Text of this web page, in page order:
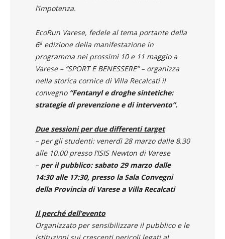
l’impotenza.
EcoRun Varese, fedele al tema portante della
6a edizione della manifestazione in
programma nei prossimi 10 e 11 maggio a
Varese – “SPORT E BENESSERE” – organizza
nella storica cornice di Villa Recalcati il
convegno “Fentanyl e droghe sintetiche:
strategie di prevenzione e di intervento”.
Due sessioni per due differenti target
– per gli studenti: venerdì 28 marzo dalle 8.30
alle 10.00 presso l’ISIS Newton di Varese
– per il pubblico: sabato 29 marzo dalle
14:30 alle 17:30, presso la Sala Convegni
della Provincia di Varese a Villa Recalcati
Il perché dell’evento
Organizzato per sensibilizzare il pubblico e le